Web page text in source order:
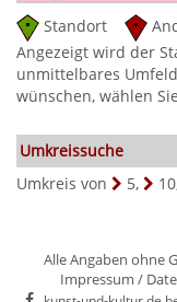
Standort
Angezeigt wird der
unmittelbares
wünschen, wählen
Umkreissuche
Umkreis von
5, 10
Alle Angaben ohne
Impressum /